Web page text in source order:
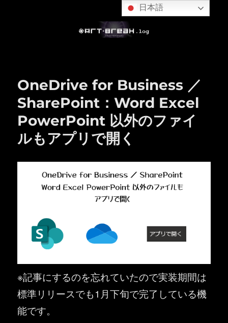
OneDrive for Business ／
SharePoint：Word Excel
PowerPoint 以外のファイ
ルもアプリで開く
※記事にするのを忘れていたので実装期間は
標準リリースでも1月下旬で完了している機
能です。
日本語